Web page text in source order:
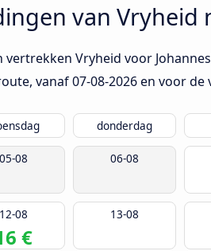
van Vryheid
vertrekken Vryheid voor
vanaf07-08-2026en voor de
donderdag
05-08 06-08
12-08
€
13-08